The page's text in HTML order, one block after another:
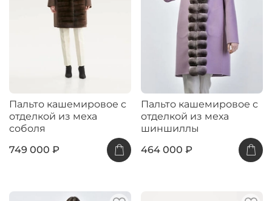
Пальто кашемировое с
отделкой из меха
соболя
749 000 ₽
Пальто кашемировое с
отделкой из меха
шиншиллы
464 000 ₽